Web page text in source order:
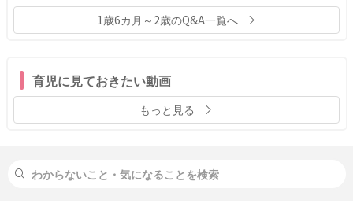
1歳6カ月～2歳のQ&A一覧へ
育児に見ておきたい動画
もっと見る